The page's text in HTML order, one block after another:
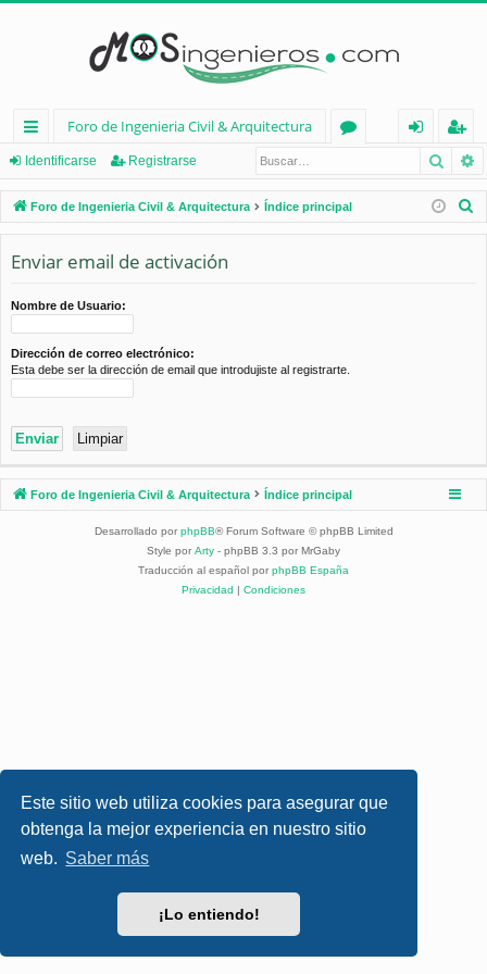
Este sitio web utiliza cookies para asegurar que
obtenga la mejor experiencia en nuestro sitio
web. Saber más
¡Lo entiendo!
nl
ac
es
rá
d
os
Foro de Ingenieria Civil & Arquitectura
os
nt
ifi
eg
ist
ra
Identificarse Registrarse
Foro de Ingenieria Civil & Arquitectura Índice principal
Enviar email de activación
Nombre de Usuario:
Dirección de correo electrónico:
Esta debe ser la dirección de email que introdujiste al registrarte.
Foro de Ingenieria Civil & Arquitectura Índice principal
Desarrollado por phpBB® Forum Software © phpBB Limited
Style por Arty - phpBB 3.3 por MrGaby
Traducción al español por phpBB España
Privacidad | Condiciones